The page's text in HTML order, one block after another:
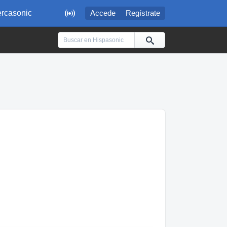
 Accede Regístrate